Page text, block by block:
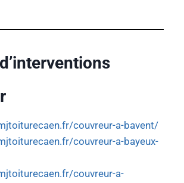
couvreur-a-bavent/
couvreur-a-bayeux-
couvreur-a-